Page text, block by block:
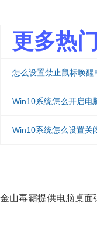
更多热门
怎么设置禁止鼠标唤醒
Win10系统怎么开启电
Win10系统怎么设置关
金山毒霸提供电脑桌